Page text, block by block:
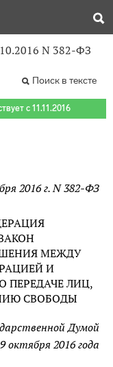
N 382-ФЗ
Поиск в тексте
с 11.11.2016
2016 г. N 382-ФЗ
МЕЖДУ
И
ПЕРЕДАЧЕ ЛИЦ,
СВОБОДЫ
Думой
октября 2016 года